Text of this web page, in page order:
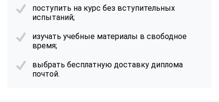
поступить на курс без вступительных
испытаний;
изучать учебные материалы в свободное
время;
выбрать бесплатную доставку диплома
почтой.